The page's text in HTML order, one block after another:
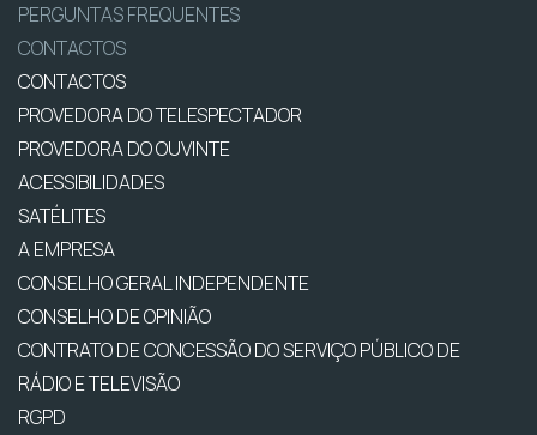
PERGUNTAS FREQUENTES
CONTACTOS
CONTACTOS
PROVEDORA DO TELESPECTADOR
PROVEDORA DO OUVINTE
ACESSIBILIDADES
SATÉLITES
A EMPRESA
CONSELHO GERAL INDEPENDENTE
CONSELHO DE OPINIÃO
CONTRATO DE CONCESSÃO DO SERVIÇO PÚBLICO DE
RÁDIO E TELEVISÃO
RGPD